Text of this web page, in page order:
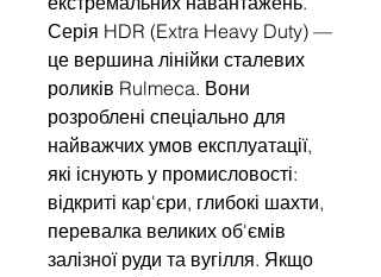
Серія HDR (Extra Heavy Duty) —
це вершина лінійки сталевих
роликів Rulmeca. Вони
розроблені спеціально для
найважчих умов експлуатації,
які існують у промисловості:
відкриті кар'єри, глибокі шахти,
перевалка великих об'ємів
залізної руди та вугілля. Якщо